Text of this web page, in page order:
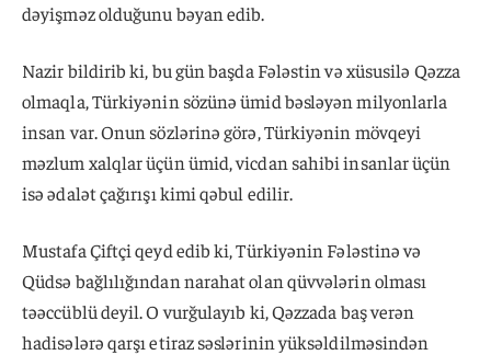
dəyişməz olduğunu bəyan edib.
Nazir bildirib ki, bu gün başda Fələstin və xüsusilə Qəzza
olmaqla, Türkiyənin sözünə ümid bəsləyən milyonlarla
insan var. Onun sözlərinə görə, Türkiyənin mövqeyi
məzlum xalqlar üçün ümid, vicdan sahibi insanlar üçün
isə ədalət çağırışı kimi qəbul edilir.
Mustafa Çiftçi qeyd edib ki, Türkiyənin Fələstinə və
Qüdsə bağlılığından narahat olan qüvvələrin olması
təəccüblü deyil. O vurğulayıb ki, Qəzzada baş verən
hadisələrə qarşı etiraz səslərinin yüksəldilməsindən